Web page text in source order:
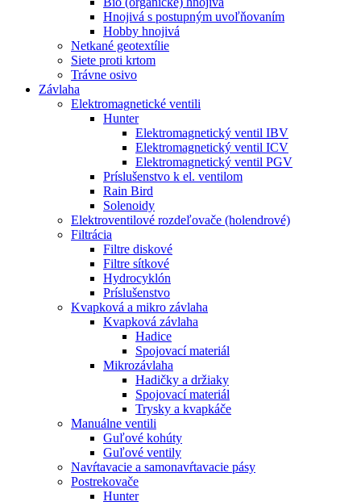
Hnojivá s postupným uvoľňovaním
Hobby hnojivá
Netkané geotextílie
Siete proti krtom
Trávne osivo
Závlaha
Elektromagnetické ventili
Hunter
Elektromagnetický ventil IBV
Elektromagnetický ventil ICV
Elektromagnetický ventil PGV
Príslušenstvo k el. ventilom
Rain Bird
Solenoidy
Elektroventilové rozdeľovače (holendrové)
Filtrácia
Filtre diskové
Filtre sítkové
Hydrocyklón
Príslušenstvo
Kvapková a mikro závlaha​
Kvapková závlaha
Hadice
Spojovací materiál
Mikrozávlaha
Hadičky a držiaky
Spojovací materiál
Trysky a kvapkáče
Manuálne ventili
Guľové kohúty
Guľové ventily
Navŕtavacie a samonavŕtavacie pásy
Postrekovače
Hunter